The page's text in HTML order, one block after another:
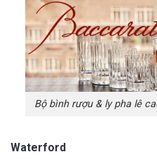
Bộ bình rượu & ly pha lê
Waterford